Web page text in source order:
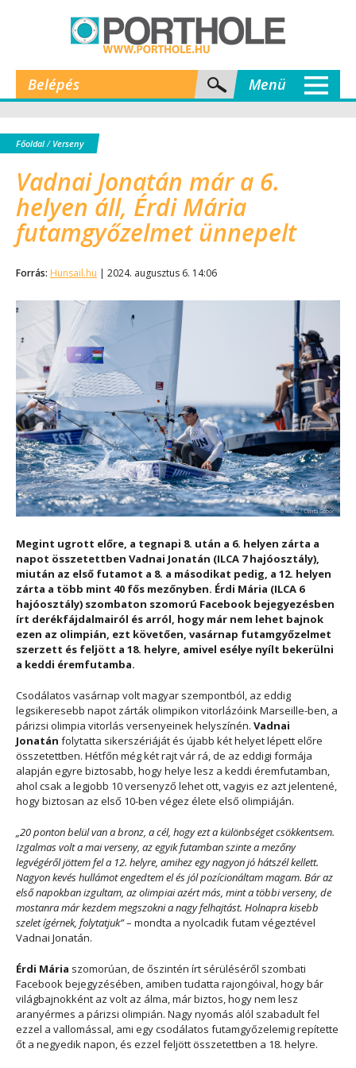
Belépés Menü
Főoldal/ Verseny
Vadnai Jonatán már a 6.
helyen áll, Érdi Mária
futamgyőzelmet ünnepelt
Forrás: Hunsail.hu | 2024. augusztus 6. 14:06
Megint ugrott előre, a tegnapi 8. után a 6. helyen zárta a
napot összetettben Vadnai Jonatán (ILCA 7 hajóosztály),
miután az első futamot a 8. a másodikat pedig, a 12. helyen
zárta a több mint 40 fős mezőnyben. Érdi Mária (ILCA 6
hajóosztály) szombaton szomorú Facebook bejegyezésben
írt derékfájdalmairól és arról, hogy már nem lehet bajnok
ezen az olimpián, ezt követően, vasárnap futamgyőzelmet
szerzett és feljött a 18. helyre, amivel esélye nyílt bekerülni
a keddi éremfutamba.
Csodálatos vasárnap volt magyar szempontból, az eddig
legsikeresebb napot zárták olimpikon vitorlázóink Marseille-ben, a
párizsi olimpia vitorlás versenyeinek helyszínén. Vadnai
Jonatán folytatta sikerszériáját és újabb két helyet lépett előre
összetettben. Hétfőn még két rajt vár rá, de az eddigi formája
alapján egyre biztosabb, hogy helye lesz a keddi éremfutamban,
ahol csak a legjobb 10 versenyző lehet ott, vagyis ez azt jelentené,
hogy biztosan az első 10-ben végez élete első olimpiáján.
„20 ponton belül van a bronz, a cél, hogy ezt a különbséget csökkentsem.
Izgalmas volt a mai verseny, az egyik futamban szinte a mezőny
legvégéről jöttem fel a 12. helyre, amihez egy nagyon jó hátszél kellett.
Nagyon kevés hullámot engedtem el és jól pozícionáltam magam. Bár az
első napokban izgultam, az olimpiai azért más, mint a többi verseny, de
mostanra már kezdem megszokni a nagy felhajtást. Holnapra kisebb
szelet ígérnek, folytatjuk”– mondta a nyolcadik futam végeztével
Vadnai Jonatán.
Érdi Mária szomorúan, de őszintén írt sérüléséről szombati
Facebook bejegyzésében, amiben tudatta rajongóival, hogy bár
világbajnokként az volt az álma, már biztos, hogy nem lesz
aranyérmes a párizsi olimpián. Nagy nyomás alól szabadult fel
ezzel a vallomással, ami egy csodálatos futamgyőzelemig repítette
őt a negyedik napon, és ezzel feljött összetettben a 18. helyre.